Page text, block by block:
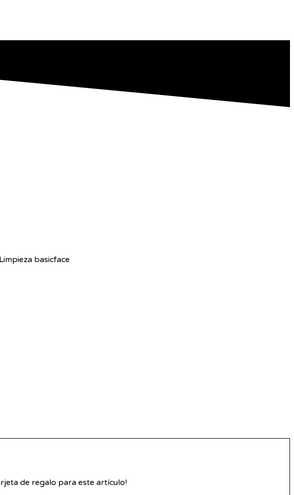
basicface
de regalo para este artículo!